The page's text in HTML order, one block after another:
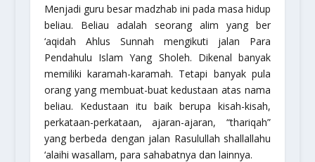
Menjadi guru besar madzhab ini pada masa hidup
beliau. Beliau adalah seorang alim yang ber
‘aqidah Ahlus Sunnah mengikuti jalan Para
Pendahulu Islam Yang Sholeh. Dikenal banyak
memiliki karamah-karamah. Tetapi banyak pula
orang yang membuat-buat kedustaan atas nama
beliau. Kedustaan itu baik berupa kisah-kisah,
perkataan-perkataan, ajaran-ajaran,“thariqah”
yang berbeda dengan jalan Rasulullah shallallahu
‘alaihi wasallam, para sahabatnya dan lainnya.